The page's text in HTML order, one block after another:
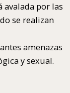
avalada por las
se realizan
amenazas
y sexual.